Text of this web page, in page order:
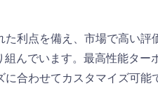
利点を備え、市場で高い評
んでいます。最高性能ター
合わせてカスタマイズ可能